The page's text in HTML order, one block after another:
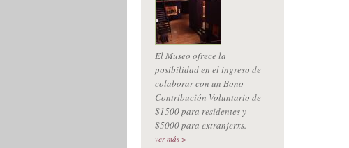
El Museo ofrece la
posibilidad en el ingreso de
colaborar con un Bono
Contribución Voluntario de
$1500 para residentes y
$5000 para extranjerxs.
ver más >